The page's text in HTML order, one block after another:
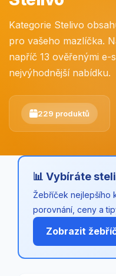
Kategorie Stelivo
pro vašeho mazlíčka.
napříč 13 ověřenými
nejvýhodnější nabídku.
229 produktů
📊 Vybíráte
Žebříček nejlepšího
porovnání, ceny a
Zobrazit